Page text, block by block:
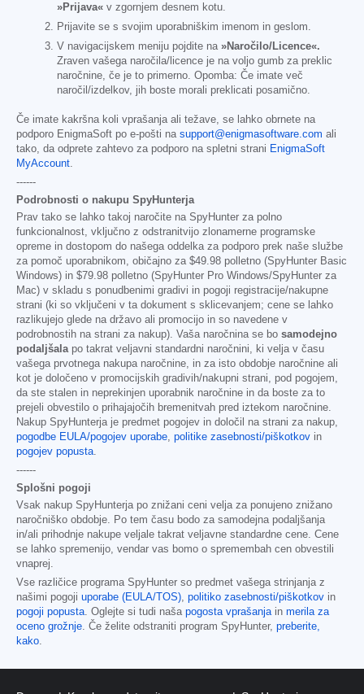
»Prijava« v zgornjem desnem kotu.
Prijavite se s svojim uporabniškim imenom in geslom.
V navigacijskem meniju pojdite na »Naročilo/Licence«.
Zraven vašega naročila/licence je na voljo gumb za preklic
naročnine, če je to primerno. Opomba: Če imate več
naročil/izdelkov, jih boste morali preklicati posamično.
Če imate kakršna koli vprašanja ali težave, se lahko obrnete na
podporo EnigmaSoft po e-pošti na support@enigmasoftware.com ali
tako, da odprete zahtevo za podporo na spletni strani EnigmaSoft
MyAccount.
------
Podrobnosti o nakupu SpyHunterja
Prav tako se lahko takoj naročite na SpyHunter za polno
funkcionalnost, vključno z odstranitvijo zlonamerne programske
opreme in dostopom do našega oddelka za podporo prek naše službe
za pomoč uporabnikom, običajno za $49.98 polletno (SpyHunter Basic
Windows) in $79.98 polletno (SpyHunter Pro Windows/SpyHunter za
Mac) v skladu s ponudbenimi gradivi in pogoji registracije/nakupne
strani (ki so vključeni v ta dokument s sklicevanjem; cene se lahko
razlikujejo glede na državo ali promocijo in so navedene v
podrobnostih na strani za nakup). Vaša naročnina se bo samodejno
podaljšalapo takrat veljavni standardni naročnini, ki velja v času
vašega prvotnega nakupa naročnine, in za isto obdobje naročnine ali
kot je določeno v promocijskih gradivih/nakupni strani, pod pogojem,
da ste stalen in neprekinjen uporabnik naročnine in da boste za to
prejeli obvestilo o prihajajočih bremenitvah pred iztekom naročnine.
Nakup SpyHunterja je predmet pogojev in določil na strani za nakup,
pogodbe EULA/pogojev uporabe, politike zasebnosti/piškotkov in
pogojev popusta.
------
Splošni pogoji
Vsak nakup SpyHunterja po znižani ceni velja za ponujeno znižano
naročniško obdobje. Po tem času bodo za samodejna podaljšanja
in/ali prihodnje nakupe veljale takrat veljavne standardne cene. Cene
se lahko spremenijo, vendar vas bomo o spremembah cen obvestili
vnaprej.
Vse različice programa SpyHunter so predmet vašega strinjanja z
našimi pogoji uporabe (EULA/TOS), politiko zasebnosti/piškotkov in
pogoji popusta. Oglejte si tudi naša pogosta vprašanjain merila za
oceno grožnje. Če želite odstraniti program SpyHunter, preberite,
kako.